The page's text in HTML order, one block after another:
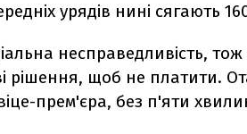
урядів нині сягають
несправедливість,
рішення, щоб не платити.
прем'єра, без п'яти